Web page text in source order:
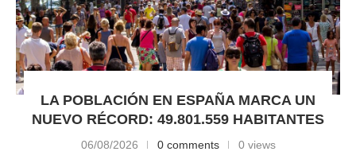
LA POBLACIÓN EN ESPAÑA MARCA UN
NUEVO RÉCORD: 49.801.559 HABITANTES
06/08/2026 0 comments 0 views